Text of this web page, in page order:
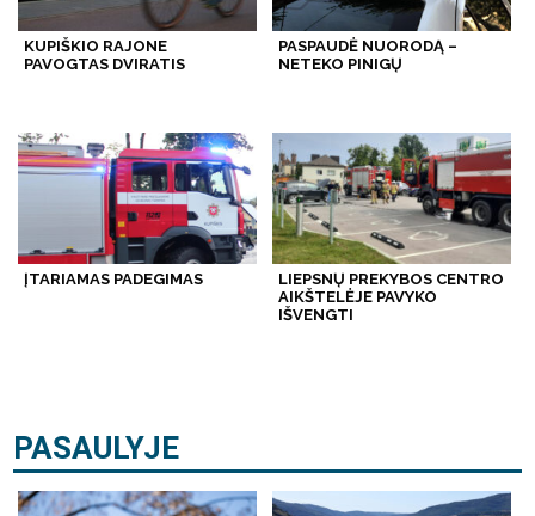
KUPIŠKIO RAJONE
PAVOGTAS DVIRATIS
PASPAUDĖ NUORODĄ –
NETEKO PINIGŲ
ĮTARIAMAS PADEGIMAS
LIEPSNŲ PREKYBOS CENTRO
AIKŠTELĖJE PAVYKO
IŠVENGTI
PASAULYJE